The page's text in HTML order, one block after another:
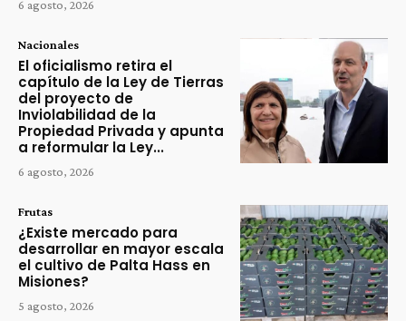
6 agosto, 2026
Nacionales
El oficialismo retira el
capítulo de la Ley de Tierras
del proyecto de
Inviolabilidad de la
Propiedad Privada y apunta
a reformular la Ley...
6 agosto, 2026
Frutas
¿Existe mercado para
desarrollar en mayor escala
el cultivo de Palta Hass en
Misiones?
5 agosto, 2026